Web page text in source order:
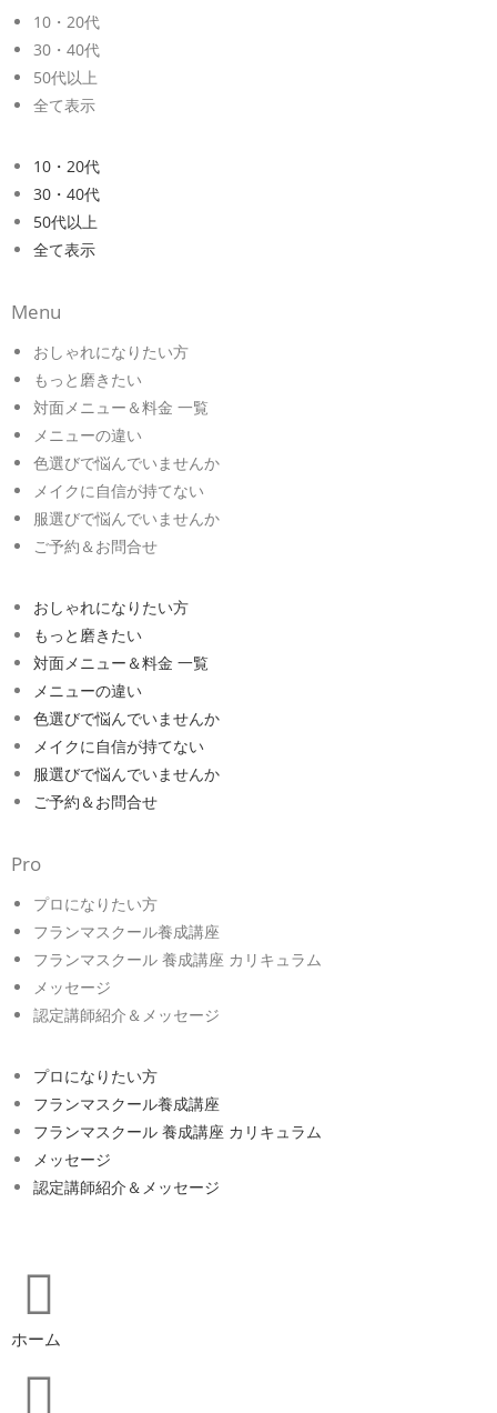
10・20代
30・40代
50代以上
全て表示
10・20代
30・40代
50代以上
全て表示
Menu
おしゃれになりたい方
もっと磨きたい
対面メニュー＆料金 一覧
メニューの違い
色選びで悩んでいませんか
メイクに自信が持てない
服選びで悩んでいませんか
ご予約＆お問合せ
おしゃれになりたい方
もっと磨きたい
対面メニュー＆料金 一覧
メニューの違い
色選びで悩んでいませんか
メイクに自信が持てない
服選びで悩んでいませんか
ご予約＆お問合せ
Pro
プロになりたい方
フランマスクール養成講座
フランマスクール 養成講座 カリキュラム
メッセージ
認定講師紹介＆メッセージ
プロになりたい方
フランマスクール養成講座
フランマスクール 養成講座 カリキュラム
メッセージ
認定講師紹介＆メッセージ
ホーム